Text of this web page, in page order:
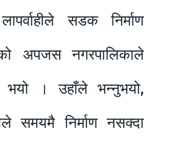
सडक निर्माण
अपजस नगरपालिकाले
। उहाँले भन्नुभयो,
समयमै निर्माण नसक्दा